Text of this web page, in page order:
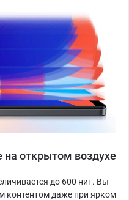
открытом воздухе
до 600 нит. Вы
контентом даже при ярком